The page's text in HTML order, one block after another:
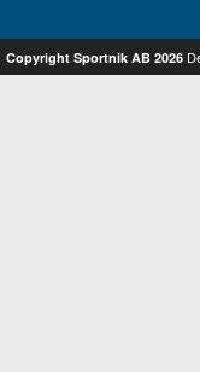
Copyright Sportnik AB 2026